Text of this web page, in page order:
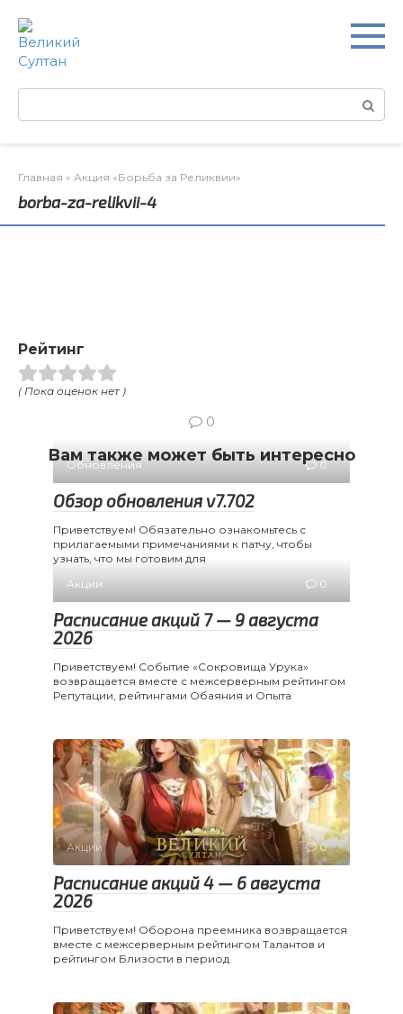
контенту
Поиск:
Главная » Акция «Борьба за Реликвии»
borba-za-relikvii-4
Рейтинг
( Пока оценок нет )
0
Вам также может быть интересно
Обновления 0
Обзор обновления v7.702
Приветствуем! Обязательно ознакомьтесь с
прилагаемыми примечаниями к патчу, чтобы
узнать, что мы готовим для
Акции
0
Расписание акций 7 — 9 августа
2026
Приветствуем! Событие «Сокровища Урука»
возвращается вместе с межсерверным рейтингом
Репутации, рейтингами Обаяния и Опыта
Акции 0
Расписание акций 4 — 6 августа
2026
Приветствуем! Оборона преемника возвращается
вместе с межсерверным рейтингом Талантов и
рейтингом Близости в период